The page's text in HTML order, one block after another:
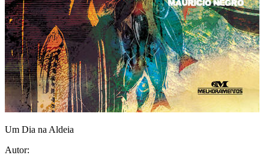
Um Dia na Aldeia
Autor: